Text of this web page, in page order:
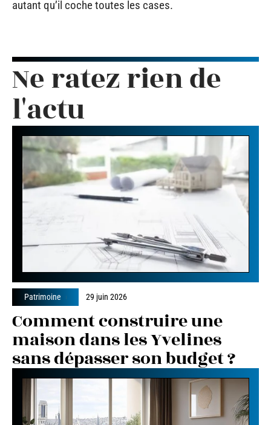
autant qu’il coche toutes les cases.
Ne ratez rien de
l'actu
Patrimoine 29 juin 2026
Comment construire une
maison dans les Yvelines
sans dépasser son budget ?